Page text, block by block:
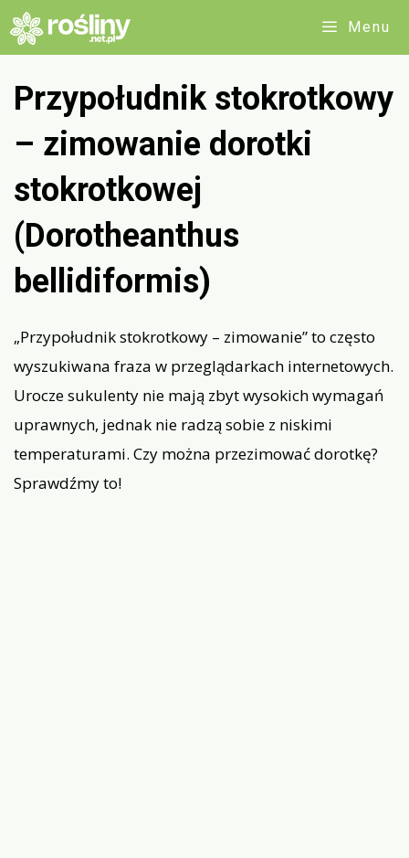
Przejdź
do
Menu
Przypołudnik stokrotkowy
– zimowanie dorotki
stokrotkowej
(Dorotheanthus
bellidiformis)
„Przypołudnik stokrotkowy – zimowanie” to często
wyszukiwana fraza w przeglądarkach internetowych.
Urocze sukulenty nie mają zbyt wysokich wymagań
uprawnych, jednak nie radzą sobie z niskimi
temperaturami. Czy można przezimować dorotkę?
Sprawdźmy to!